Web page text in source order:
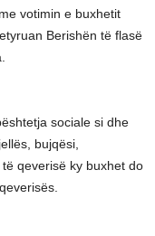
votimin e buxhetit
Berishën të flasë
sociale si dhe
bujqësi,
qeverisë ky buxhet do